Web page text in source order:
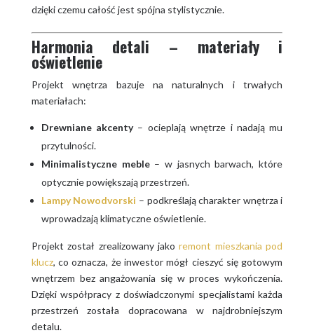
dzięki czemu całość jest spójna stylistycznie.
Harmonia detali – materiały i
oświetlenie
Projekt wnętrza bazuje na naturalnych i trwałych
materiałach:
Drewniane akcenty– ocieplają wnętrze i nadają mu
przytulności.
Minimalistyczne meble– w jasnych barwach, które
optycznie powiększają przestrzeń.
Lampy Nowodvorski – podkreślają charakter wnętrza i
wprowadzają klimatyczne oświetlenie.
Projekt został zrealizowany jakoremont mieszkania pod
klucz, co oznacza, że inwestor mógł cieszyć się gotowym
wnętrzem bez angażowania się w proces wykończenia.
Dzięki współpracy z doświadczonymi specjalistami każda
przestrzeń została dopracowana w najdrobniejszym
detalu.